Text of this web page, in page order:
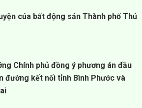
của bất động sản Thành phố Thủ
Chính phủ đồng ý phương án đầu
đường kết nối tỉnh Bình Phước và